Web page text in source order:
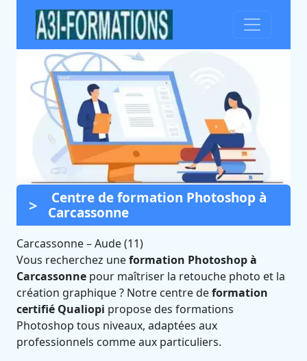
Formation Photoshop à
Carcassonne (Aude)
Certifié Qualiopi et éligible CPF
Centre de formation Photoshop à
Carcassonne
Carcassonne–Aude (11)
Vous recherchez uneformation Photoshop à
Carcassonne pour maîtriser la retouche photo et la
création graphique ? Notre centre deformation
certifié Qualiopi propose des formations
Photoshop tous niveaux, adaptées aux
professionnels comme aux particuliers.